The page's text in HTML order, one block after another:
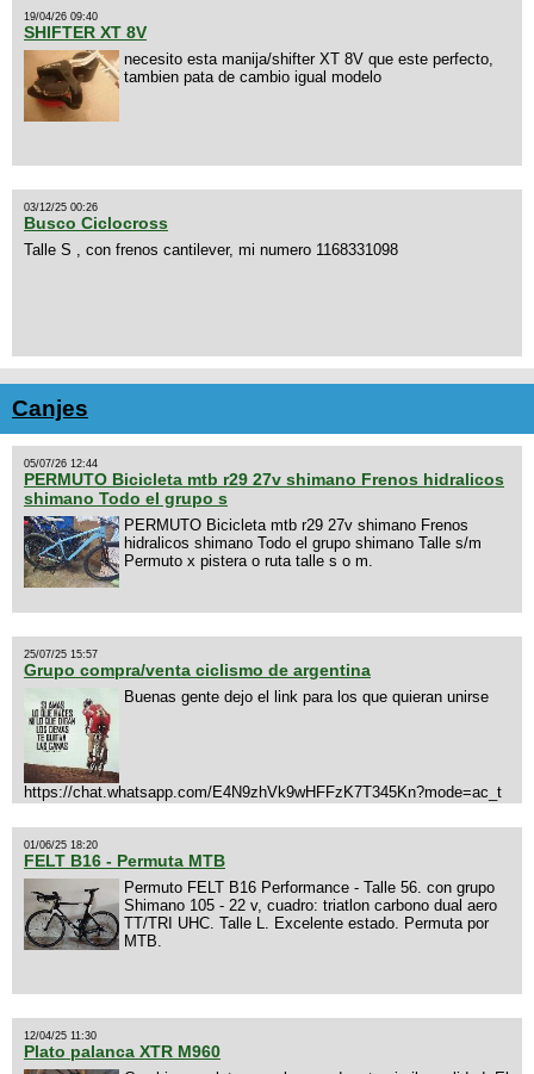
19/04/26 09:40
SHIFTER XT 8V
necesito esta manija/shifter XT 8V que este perfecto,
tambien pata de cambio igual modelo
03/12/25 00:26
Busco Ciclocross
Talle S , con frenos cantilever, mi numero 1168331098
Canjes
05/07/26 12:44
PERMUTO Bicicleta mtb r29 27v shimano Frenos hidralicos
shimano Todo el grupo s
PERMUTO Bicicleta mtb r29 27v shimano Frenos
hidralicos shimano Todo el grupo shimano Talle s/m
Permuto x pistera o ruta talle s o m.
25/07/25 15:57
Grupo compra/venta ciclismo de argentina
Buenas gente dejo el link para los que quieran unirse
https://chat.whatsapp.com/E4N9zhVk9wHFFzK7T345Kn?mode=ac_t
01/06/25 18:20
FELT B16 - Permuta MTB
Permuto FELT B16 Performance - Talle 56. con grupo
Shimano 105 - 22 v, cuadro: triatlon carbono dual aero
TT/TRI UHC. Talle L. Excelente estado. Permuta por
MTB.
12/04/25 11:30
Plato palanca XTR M960